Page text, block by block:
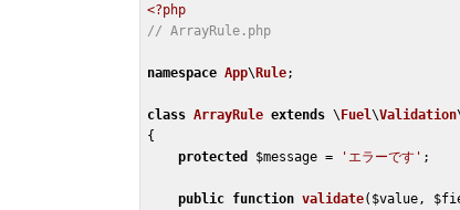
<?php
// ArrayRule.php
namespace App\Rule;
class ArrayRule extends \Fuel\Validation
{
protected
$message = 'エラーです' ;
public function validate( $value,